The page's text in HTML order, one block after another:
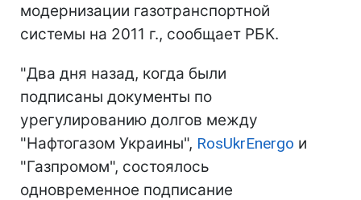
модернизации газотранспортной
системы на 2011 г., сообщает РБК.
"Два дня назад, когда были
подписаны документы по
урегулированию долгов между
"Нафтогазом Украины", RosUkrEnergo и
"Газпромом", состоялось
одновременное подписание